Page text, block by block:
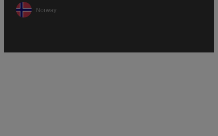
Norway